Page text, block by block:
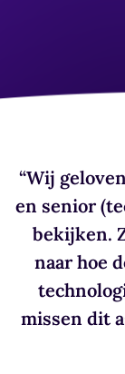
API’s & koppelingen
Beveiliging &
Partner met Tellent
Alle functies
“Wij
en senior
bekijken.
naar hoe
missen dit